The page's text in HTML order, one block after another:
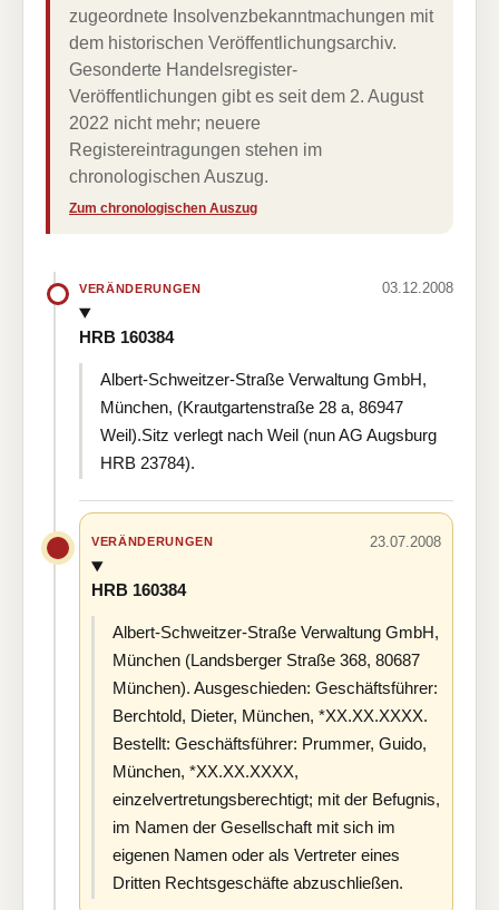
zugeordnete Insolvenzbekanntmachungen mit
dem historischen Veröffentlichungsarchiv.
Gesonderte Handelsregister-
Veröffentlichungen gibt es seit dem 2. August
2022 nicht mehr; neuere
Registereintragungen stehen im
chronologischen Auszug.
Zum chronologischen Auszug
VERÄNDERUNGEN 03.12.2008
HRB 160384
Albert-Schweitzer-Straße Verwaltung GmbH,
München, (Krautgartenstraße 28 a, 86947
Weil).Sitz verlegt nach Weil (nun AG Augsburg
HRB 23784).
VERÄNDERUNGEN 23.07.2008
HRB 160384
Albert-Schweitzer-Straße Verwaltung GmbH,
München (Landsberger Straße 368, 80687
München). Ausgeschieden: Geschäftsführer:
Berchtold, Dieter, München, *XX.XX.XXXX.
Bestellt: Geschäftsführer: Prummer, Guido,
München, *XX.XX.XXXX,
einzelvertretungsberechtigt; mit der Befugnis,
im Namen der Gesellschaft mit sich im
eigenen Namen oder als Vertreter eines
Dritten Rechtsgeschäfte abzuschließen.